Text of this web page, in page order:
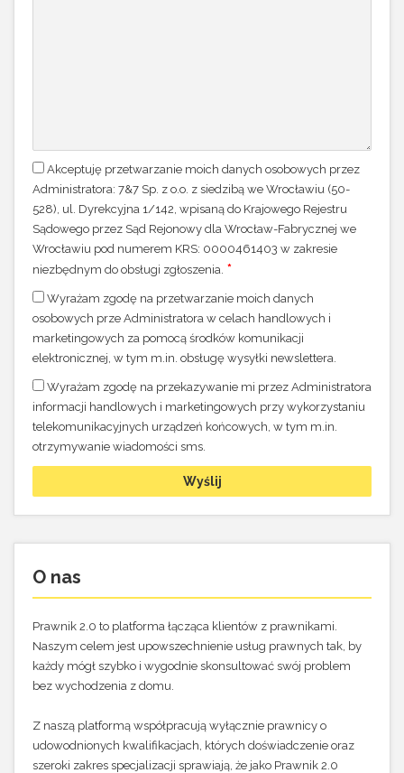
Akceptuję przetwarzanie moich danych osobowych przez
Administratora: 7&7 Sp. z o.o. z siedzibą we Wrocławiu (50-
528), ul. Dyrekcyjna 1/142, wpisaną do Krajowego Rejestru
Sądowego przez Sąd Rejonowy dla Wrocław-Fabrycznej we
Wrocławiu pod numerem KRS: 0000461403 w zakresie
niezbędnym do obsługi zgłoszenia.
Wyrażam zgodę na przetwarzanie moich danych
osobowych prze Administratora w celach handlowych i
marketingowych za pomocą środków komunikacji
elektronicznej, w tym m.in. obsługę wysyłki newslettera.
Wyrażam zgodę na przekazywanie mi przez Administratora
informacji handlowych i marketingowych przy wykorzystaniu
telekomunikacyjnych urządzeń końcowych, w tym m.in.
otrzymywanie wiadomości sms.
O nas
Prawnik 2.0 to platforma łącząca klientów z prawnikami.
Naszym celem jest upowszechnienie usług prawnych tak, by
każdy mógł szybko i wygodnie skonsultować swój problem
bez wychodzenia z domu.
Z naszą platformą współpracują wyłącznie prawnicy o
udowodnionych kwalifikacjach, których doświadczenie oraz
szeroki zakres specjalizacji sprawiają, że jako Prawnik 2.0